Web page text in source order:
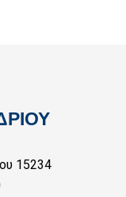
15234